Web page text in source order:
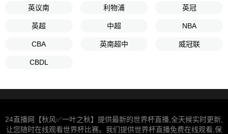
英议南 利物浦 英冠
英超 中超 NBA
CBA 英南超中 威冠联
CBDL
24直播网【秋风✅一叶之秋】提供最新的世界杯直播,全天候实时更新,
让您随时在线观看世界杯比赛。我们提供世界杯直播免费在线观看,保